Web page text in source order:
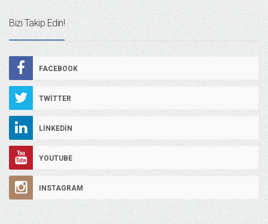
Bizi Takip Edin!
FACEBOOK
TWITTER
LINKEDIN
YOUTUBE
INSTAGRAM